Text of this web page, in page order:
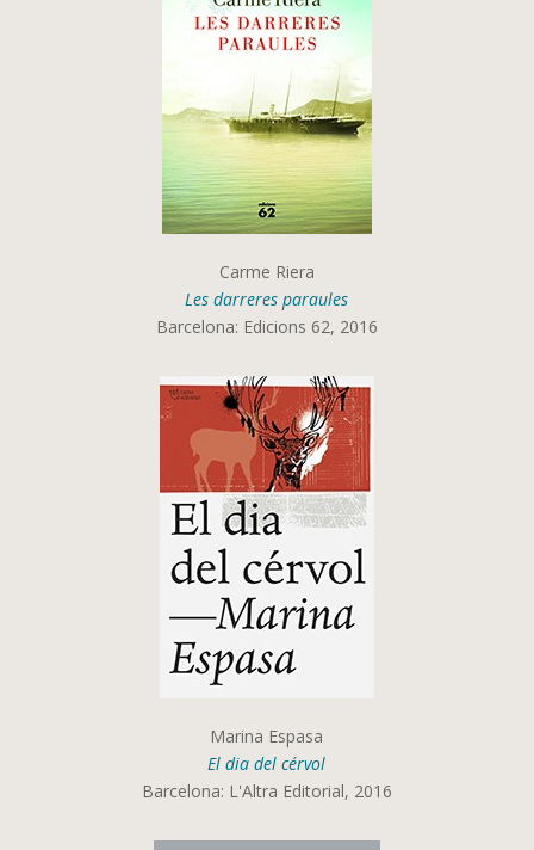
Carme Riera
Les darreres paraules
Barcelona: Edicions 62, 2016
Marina Espasa
El dia del cérvol
Barcelona: L'Altra Editorial, 2016